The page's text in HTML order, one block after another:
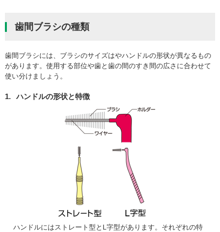
歯間ブラシの種類
歯間ブラシには、ブラシのサイズはやハンドルの形状が異なるもの
があります。使用する部位や歯と歯の間のすき間の広さに合わせて
使い分けましょう。
1. ハンドルの形状と特徴
ハンドルにはストレート型とL字型があります。それぞれの特